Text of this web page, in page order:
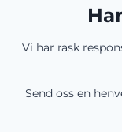
​Vi har rask
Send oss en